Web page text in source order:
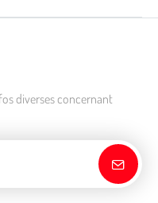
diverses concernant